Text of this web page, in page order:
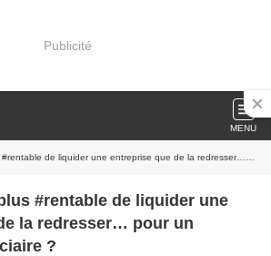
Publicité
MENU
de liquider une entreprise que de la redresser… pour un mandataire judiciaire ?
#rentable de liquider une
la redresser… pour un
?